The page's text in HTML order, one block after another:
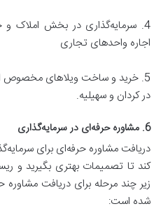
4. سرمایه‌گذاری در بخش املاک
اجاره واحدهای تجاری
5. خرید و ساخت ویلاهای مخصوص
در کردان و سهیلیه.
6. مشاوره حرفه‌ای در سرمایه‌گذاری
دریافت مشاوره حرفه‌ای برای
کند تا تصمیمات بهتری بگیرید و
زیر چند مرحله برای دریافت مشاوره
شده است: